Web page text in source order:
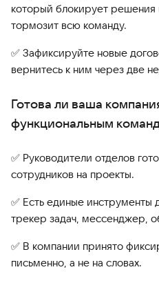
который блокирует
тормозит всю команду.
✅ Зафиксируйте новые
вернитесь к ним через две
Готова ли ваша
функциональным
✅ Руководители отделов
сотрудников на проекты.
✅ Есть единые инструменты
трекер задач, мессенджер,
✅ В компании принято
письменно, а не на словах.